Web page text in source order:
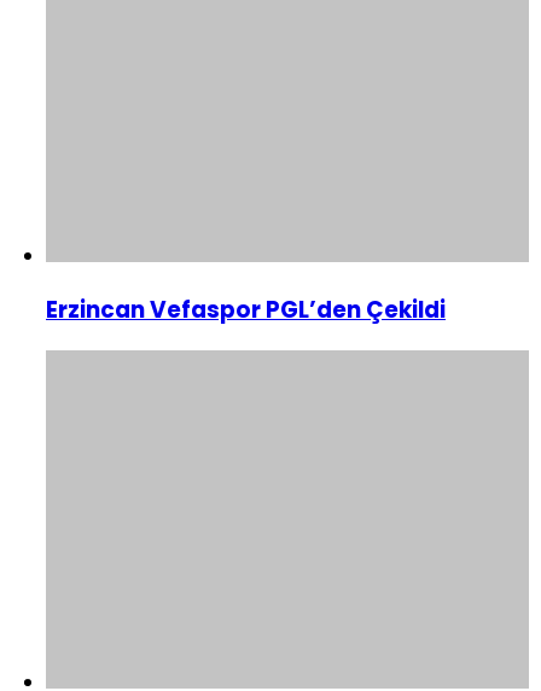
Erzincan Vefaspor PGL’den Çekildi